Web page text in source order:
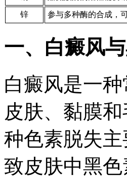
锌 参与多种酶的合成，
一、白癜风
白癜风是一
皮肤、黏膜
种色素脱失
致皮肤中黑